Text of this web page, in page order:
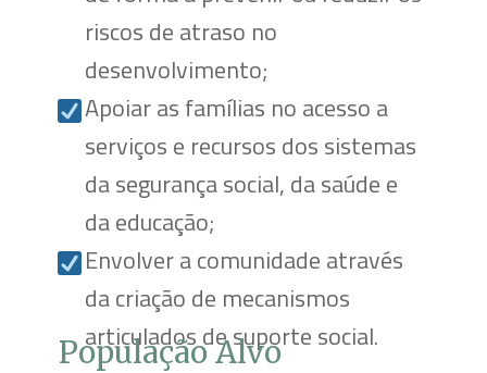
riscos de atraso no
desenvolvimento;
Apoiar as famílias no acesso a
serviços e recursos dos sistemas
da segurança social, da saúde e
da educação;
Envolver a comunidade através
da criação de mecanismos
articulados de suporte social.
População Alvo